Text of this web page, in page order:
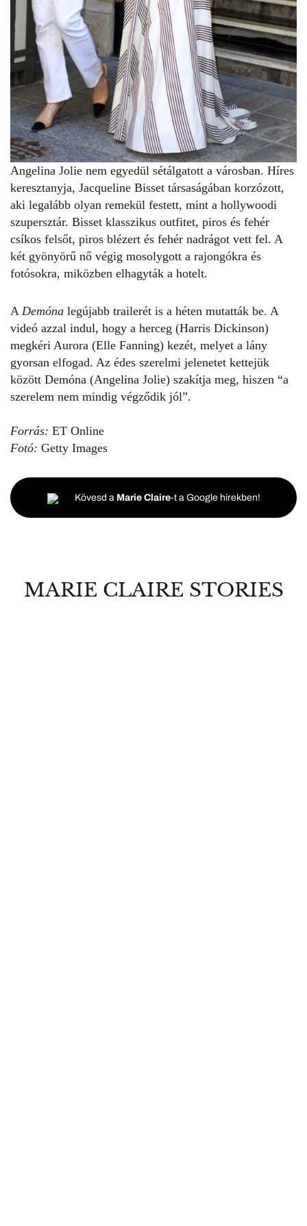
Angelina Jolie nem egyedül sétálgatott a városban. Híres
keresztanyja, Jacqueline Bisset társaságában korzózott,
aki legalább olyan remekül festett, mint a hollywoodi
szupersztár. Bisset klasszikus outfitet, piros és fehér
csíkos felsőt, piros blézert és fehér nadrágot vett fel. A
két gyönyörű nő végig mosolygott a rajongókra és
fotósokra, miközben elhagyták a hotelt.
A Demóna legújabb trailerét is a héten mutatták be. A
videó azzal indul, hogy a herceg (Harris Dickinson)
megkéri Aurora (Elle Fanning) kezét, melyet a lány
gyorsan elfogad. Az édes szerelmi jelenetet kettejük
között Demóna (Angelina Jolie) szakítja meg, hiszen “a
szerelem nem mindig végződik jól”.
Forrás: ET Online
Fotó: Getty Images
Kövesd a Marie Claire-t a Google hírekben!
MARIE CLAIRE STORIES